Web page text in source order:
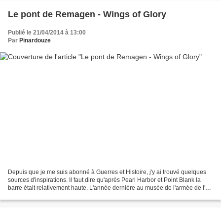
Le pont de Remagen - Wings of Glory
Publié le 21/04/2014 à 13:00
Par Pinardouze
Depuis que je me suis abonné à Guerres et Histoire, j'y ai trouvé quelques
sources d'inspirations. Il faut dire qu'après Pearl Harbor et Point Blank la
barre était relativement haute. L'année dernière au musée de l'armée de l'air